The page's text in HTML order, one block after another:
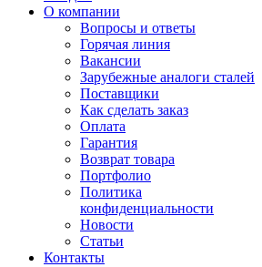
О компании
Вопросы и ответы
Горячая линия
Вакансии
Зарубежные аналоги сталей
Поставщики
Как сделать заказ
Оплата
Гарантия
Возврат товара
Портфолио
Политика
конфиденциальности
Новости
Статьи
Контакты